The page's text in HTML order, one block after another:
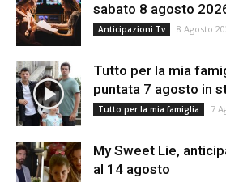
sabato 8 agosto
Anticipazioni Tv 8 Agosto
Tutto per la mia
puntata 7 agosto in
Tutto per la mia famiglia 7
My Sweet Lie,
al 14 agosto